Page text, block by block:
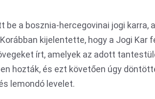
be a bosznia-hercegovinai jogi karra,
kijelentette, hogy a Jogi Kar
írt, amelyek az adott
hozták, és ezt követően úgy
lemondó levelet.